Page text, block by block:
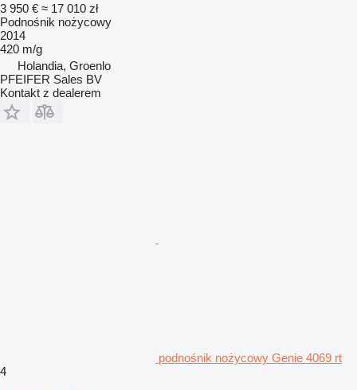
3 950 € ≈ 17 010 zł
Podnośnik nożycowy
2014
420 m/g
Holandia, Groenlo
PFEIFER Sales BV
Kontakt z dealerem
podnośnik nożycowy Genie 4069 rt
4